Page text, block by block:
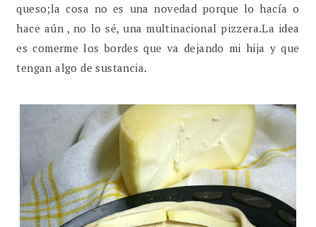
queso;la cosa no es una novedad porque lo hacía o
hace aún , no lo sé, una multinacional pizzera.La idea
es comerme los bordes que va dejando mi hija y que
tengan algo de sustancia.